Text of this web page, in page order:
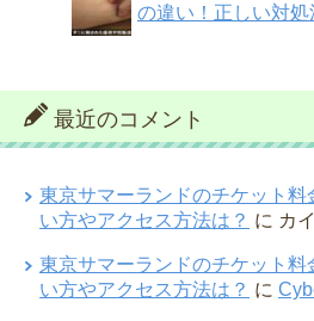
の違い！正しい対処
最近のコメント
東京サマーランドのチケット料
い方やアクセス方法は？ に カ
東京サマーランドのチケット料
い方やアクセス方法は？ に